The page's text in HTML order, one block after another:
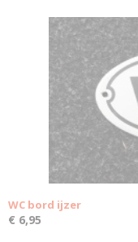
WC bord ijzer
€ 6,95